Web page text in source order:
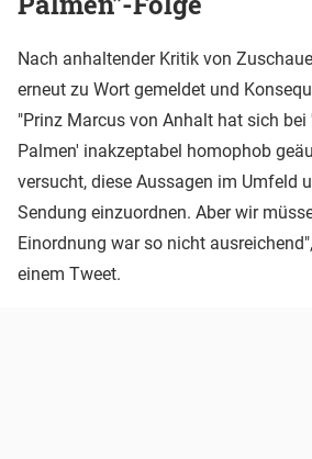
Nach anhaltender Kritik von
erneut zu Wort gemeldet und
"Prinz Marcus von Anhalt hat sich bei '
Palmen' inakzeptabel homophob
versucht, diese Aussagen im Umfeld
Sendung einzuordnen. Aber wir
Einordnung war so nicht
einem Tweet.